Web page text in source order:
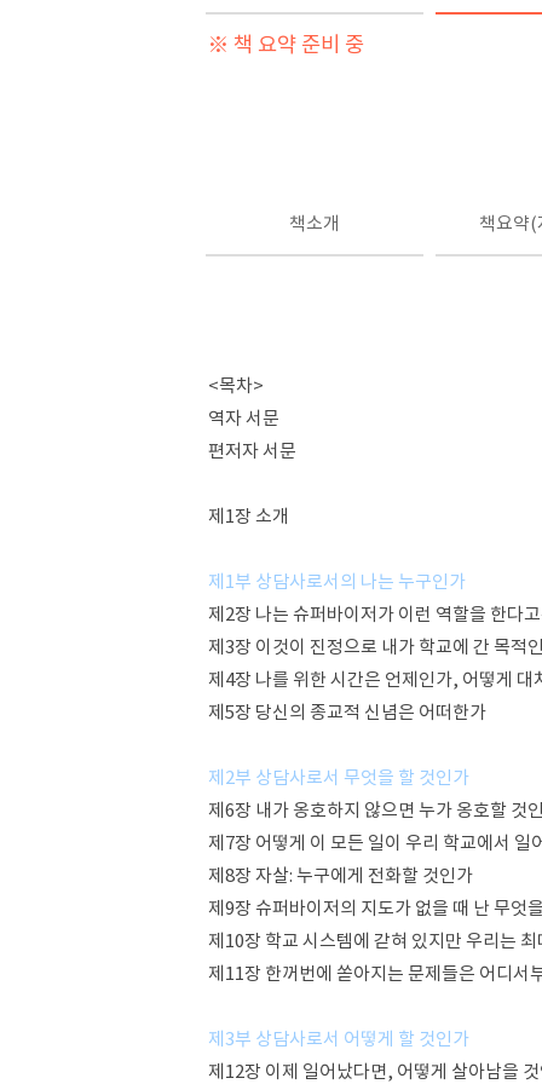
※ 책 요약 준비 중
책소개 책요약(
<목차>
역자 서문
편저자 서문
제1장 소개
제1부 상담사로서의 나는 누구인가
제2장 나는 슈퍼바이저가 이런 역할을 한다
제3장 이것이 진정으로 내가 학교에 간 목적
제4장 나를 위한 시간은 언제인가, 어떻게 대
제5장 당신의 종교적 신념은 어떠한가
제2부 상담사로서 무엇을 할 것인가
제6장 내가 옹호하지 않으면 누가 옹호할 것
제7장 어떻게 이 모든 일이 우리 학교에서 일
제8장 자살: 누구에게 전화할 것인가
제9장 슈퍼바이저의 지도가 없을 때 난 무엇
제10장 학교 시스템에 갇혀 있지만 우리는
제11장 한꺼번에 쏟아지는 문제들은 어디서
제3부 상담사로서 어떻게 할 것인가
제12장 이제 일어났다면, 어떻게 살아남을